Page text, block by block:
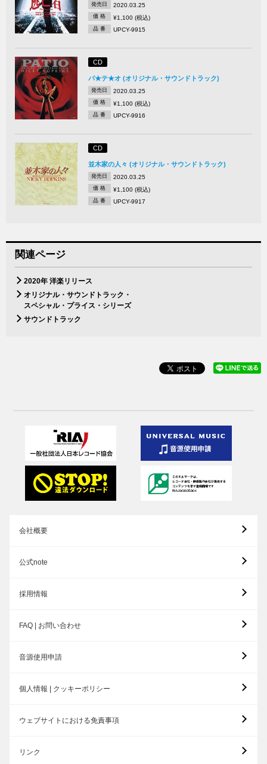
発売日 2020.03.25
価 格 ¥1,100 (税込)
品 番 UPCY-9915
CD
パ★テ★オ (オリジナル・サウンドトラック)
発売日 2020.03.25
価 格 ¥1,100 (税込)
品 番 UPCY-9916
CD
並木家の人々 (オリジナル・サウンドトラック)
発売日 2020.03.25
価 格 ¥1,100 (税込)
品 番 UPCY-9917
関連ページ
2020年 洋楽リリース
オリジナル・サウンドトラック・
スペシャル・プライス・シリーズ
サウンドトラック
会社概要
公式note
採用情報
FAQ | お問い合わせ
音源使用申請
個人情報 | クッキーポリシー
ウェブサイトにおける免責事項
リンク